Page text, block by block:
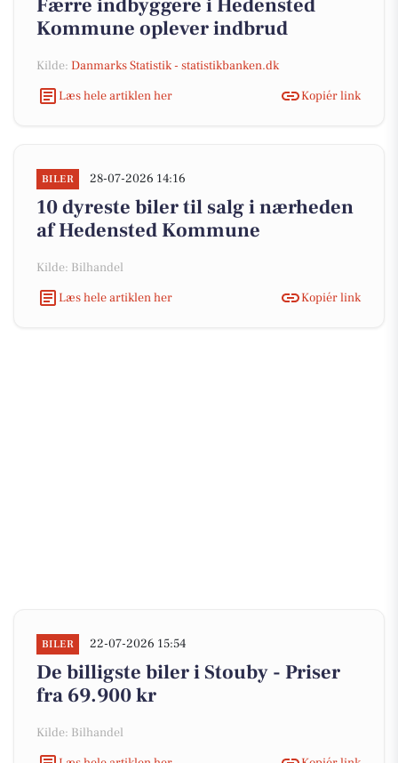
Færre indbyggere i Hedensted
Kommune oplever indbrud
Kilde: Danmarks Statistik - statistikbanken.dk
Læs hele artiklen her
Kopiér link
BILER 28-07-2026 14:16
10 dyreste biler til salg i nærheden
af Hedensted Kommune
Kilde: Bilhandel
Læs hele artiklen her
Kopiér link
BILER 22-07-2026 15:54
De billigste biler i Stouby - Priser
fra 69.900 kr
Kilde: Bilhandel